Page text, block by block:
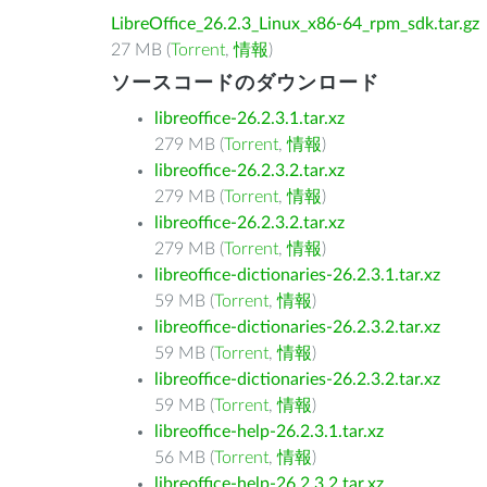
LibreOffice_26.2.3_Linux_x86-64_rpm_sdk.tar.gz
27 MB (Torrent,情報)
ソースコードのダウンロード
libreoffice-26.2.3.1.tar.xz
279 MB (Torrent,情報)
libreoffice-26.2.3.2.tar.xz
279 MB (Torrent,情報)
libreoffice-26.2.3.2.tar.xz
279 MB (Torrent,情報)
libreoffice-dictionaries-26.2.3.1.tar.xz
59 MB (Torrent,情報)
libreoffice-dictionaries-26.2.3.2.tar.xz
59 MB (Torrent,情報)
libreoffice-dictionaries-26.2.3.2.tar.xz
59 MB (Torrent,情報)
libreoffice-help-26.2.3.1.tar.xz
56 MB (Torrent,情報)